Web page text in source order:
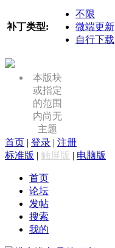
补丁类型:
不限
微端更新
自行下载
本版块
或指定
的范围
内尚无
主题
首页 | 登录 | 注册
标准版 | 触屏版 | 电脑版
首页
论坛
发帖
搜索
我的